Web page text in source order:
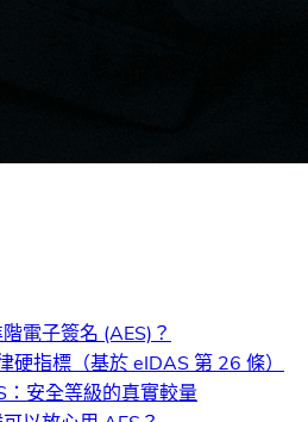
電子簽名 (AES)？
硬指標（基於 eIDAS 第 26 條）
：安全等級的真實較量